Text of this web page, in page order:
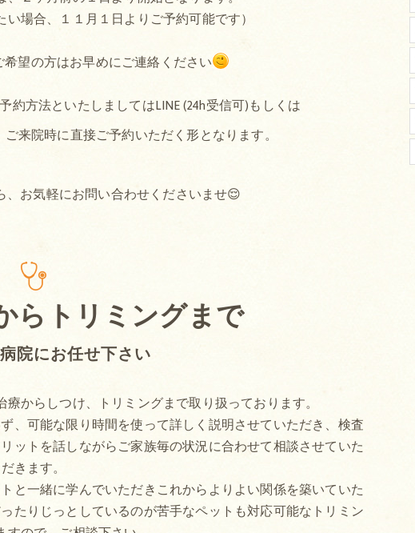
場合、１１月１日よりご予約可能です）
望の方はお早めにご連絡ください
約方法といたしましてはLINE (24h受信可)もしくは
来院時に直接ご予約いただく形となります。
お気軽にお問い合わせくださいませ😌
院にお任せ下さい
らトリミングまで
からしつけ、トリミングまで取り扱っております。
、可能な限り時間を使って詳しく説明させていただき、検査
ットを話しながらご家族毎の状況に合わせて相談させていた
だきます。
と一緒に学んでいただきこれからよりよい関係を築いていた
たりじっとしているのが苦手なペットも対応可能なトリミン